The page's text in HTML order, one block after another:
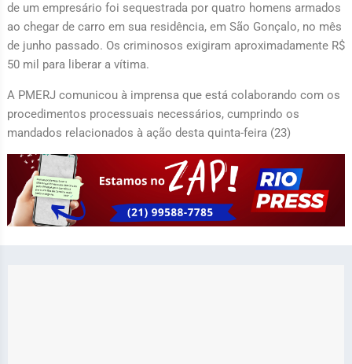
de um empresário foi sequestrada por quatro homens armados
ao chegar de carro em sua residência, em São Gonçalo, no mês
de junho passado. Os criminosos exigiram aproximadamente R$
50 mil para liberar a vítima.
A PMERJ comunicou à imprensa que está colaborando com os
procedimentos processuais necessários, cumprindo os
mandados relacionados à ação desta quinta-feira (23)